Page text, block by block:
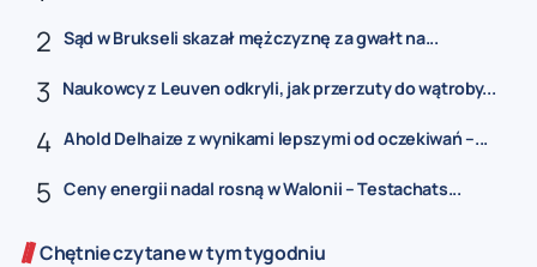
Sąd w Brukseli skazał mężczyznę za gwałt na...
Naukowcy z Leuven odkryli, jak przerzuty do wątroby...
Ahold Delhaize z wynikami lepszymi od oczekiwań –...
Ceny energii nadal rosną w Walonii – Testachats...
Chętnie czytane w tym tygodniu